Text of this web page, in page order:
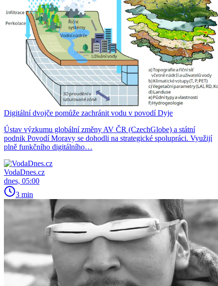
Digitální dvojče pomůže zachránit vodu v povodí Dyje
Ústav výzkumu globální změny AV ČR (CzechGlobe) a státní
podnik Povodí Moravy se dohodli na strategické spolupráci. Využijí
plně funkčního digitálního…
VodaDnes.cz
dnes, 05:00
3 min